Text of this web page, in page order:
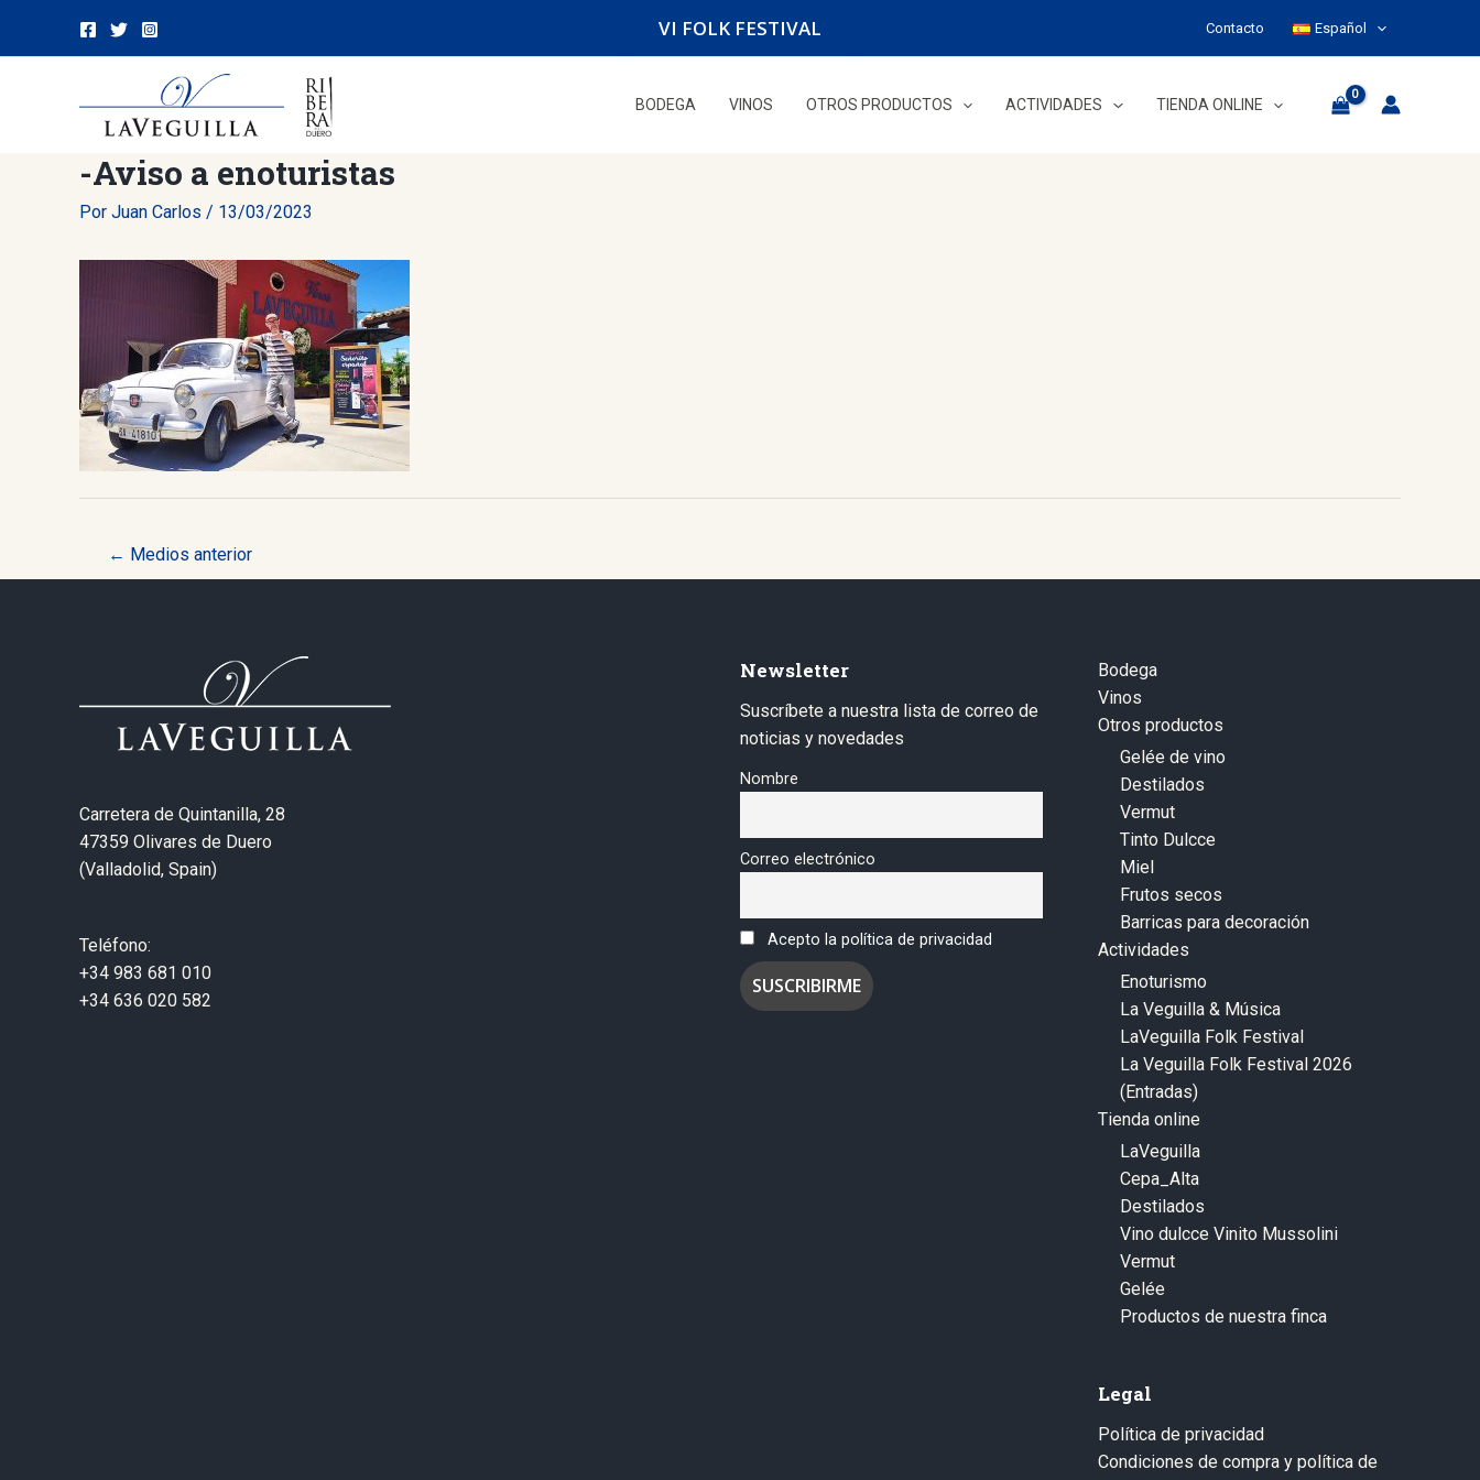
VI FOLK FESTIVAL Contacto Español
BODEGA VINOS OTROS PRODUCTOS ACTIVIDADES TIENDA ONLINE
-Aviso a enoturistas
Por Juan Carlos / 13/03/2023
Navegación
← Medios anterior
Carretera de Quintanilla, 28
47359 Olivares de Duero
(Valladolid, Spain)
Teléfono:
+34 983 681 010
+34 636 020 582
Newsletter
Suscríbete a nuestra lista de correo de
noticias y novedades
Nombre
Correo electrónico
Acepto la política de privacidad
Bodega
Vinos
Otros productos
Gelée de vino
Destilados
Vermut
Tinto Dulcce
Miel
Frutos secos
Barricas para decoración
Actividades
Enoturismo
La Veguilla & Música
LaVeguilla Folk Festival
La Veguilla Folk Festival 2026
(Entradas)
Tienda online
LaVeguilla
Cepa_Alta
Destilados
Vino dulcce Vinito Mussolini
Vermut
Gelée
Productos de nuestra finca
Legal
Política de privacidad
Condiciones de compra y política de